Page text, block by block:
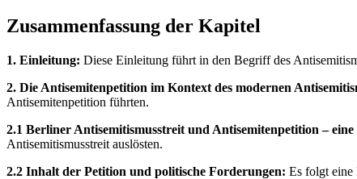
Zusammenfassung der Kapitel
1. Einleitung: Diese Einleitung führt in den Begriff des
2. Die Antisemitenpetition im Kontext des modernen
Antisemitenpetition führten.
2.1 Berliner Antisemitismusstreit und Antisemitenpetition –
Antisemitismusstreit auslösten.
2.2 Inhalt der Petition und politische Forderungen: Es folgt eine